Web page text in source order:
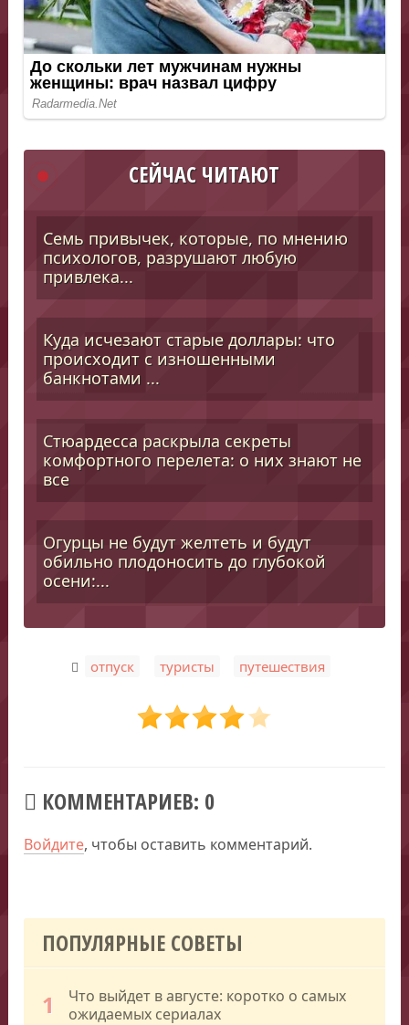
СЕЙЧАС ЧИТАЮТ
Семь привычек, которые, по мнению
психологов, разрушают любую
привлека...
Куда исчезают старые доллары: что
происходит с изношенными
банкнотами ...
Стюардесса раскрыла секреты
комфортного перелета: о них знают не
все
Огурцы не будут желтеть и будут
обильно плодоносить до глубокой
осени:...
отпуск туристы путешествия
КОММЕНТАРИЕВ: 0
Войдите, чтобы оставить комментарий.
ПОПУЛЯРНЫЕ СОВЕТЫ
1
Что выйдет в августе: коротко о самых
ожидаемых сериалах